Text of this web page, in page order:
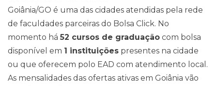
Goiânia/GO é uma das cidades atendidas pela rede
de faculdades parceiras do Bolsa Click. No
momento há 52 cursos de graduação com bolsa
disponível em 1 instituições presentes na cidade
ou que oferecem polo EAD com atendimento local.
As mensalidades das ofertas ativas em Goiânia vão